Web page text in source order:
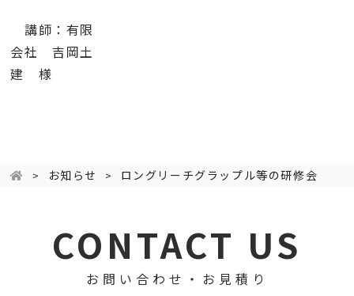
講師：有限
会社 吉岡土
建 様
お知らせ ロングリーチグラップル等の研修会
CONTACT US
お問い合わせ・お見積り